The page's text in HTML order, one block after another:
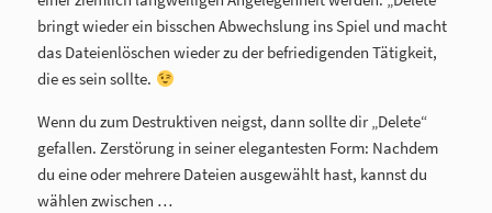
bringt wieder ein bisschen Abwechslung ins Spiel und macht
das Dateienlöschen wieder zu der befriedigenden Tätigkeit,
die es sein sollte.
Wenn du zum Destruktiven neigst, dann sollte dir „Delete“
gefallen. Zerstörung in seiner elegantesten Form: Nachdem
du eine oder mehrere Dateien ausgewählt hast, kannst du
wählen zwischen …